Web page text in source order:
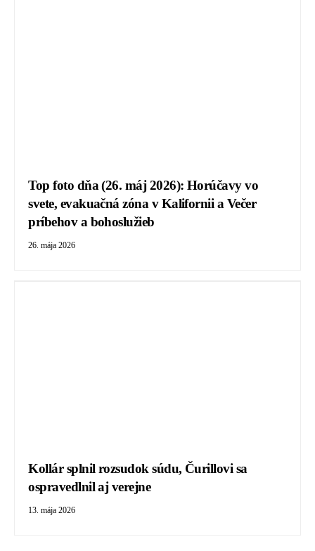
Top foto dňa (26. máj 2026): Horúčavy vo
svete, evakuačná zóna v Kalifornii a Večer
príbehov a bohoslužieb
26. mája 2026
Kollár splnil rozsudok súdu, Čurillovi sa
ospravedlnil aj verejne
13. mája 2026